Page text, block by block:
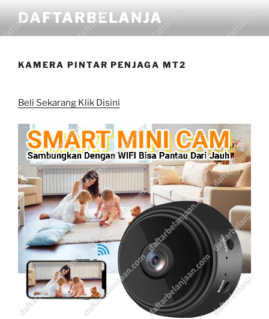
DAFTARBELANJA
KAMERA PINTAR PENJAGA MT2
Beli Sekarang Klik Disini